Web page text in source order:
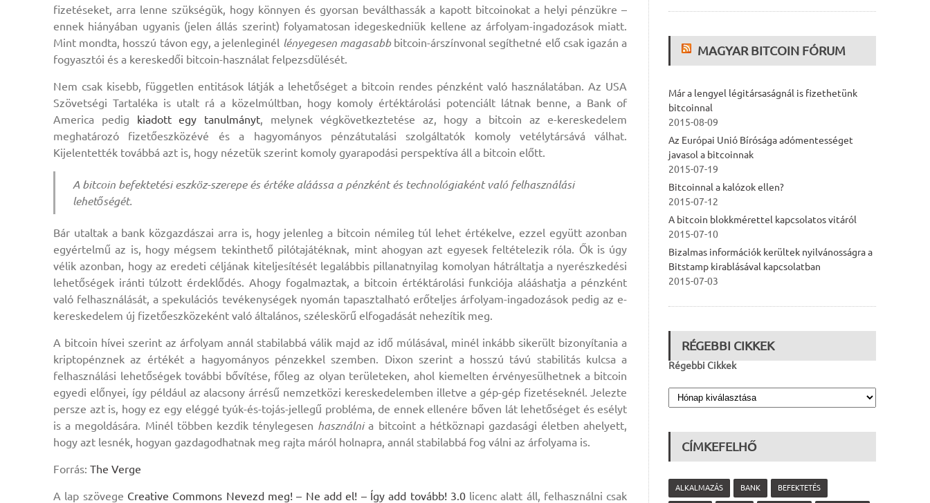
fizetéseket, arra lenne szükségük, hogy könnyen és gyorsan beválthassák a kapott bitcoinokat a helyi pénzükre –
ennek hiányában ugyanis (jelen állás szerint) folyamatosan idegeskedniük kellene az árfolyam-ingadozások miatt.
Mint mondta, hosszú távon egy, a jelenleginél lényegesen magasabbbitcoin-árszínvonal segíthetné elő csak igazán a
fogyasztói és a kereskedői bitcoin-használat felpezsdülését.
Nem csak kisebb, független entitások látják a lehetőséget a bitcoin rendes pénzként való használatában. Az USA
Szövetségi Tartaléka is utalt rá a közelmúltban, hogy komoly értéktárolási potenciált látnak benne, a Bank of
America pedig kiadott egy tanulmányt, melynek végkövetkeztetése az, hogy a bitcoin az e-kereskedelem
meghatározó fizetőeszközévé és a hagyományos pénzátutalási szolgáltatók komoly vetélytársává válhat.
Kijelentették továbbá azt is, hogy nézetük szerint komoly gyarapodási perspektíva áll a bitcoin előtt.
A bitcoin befektetési eszköz-szerepe és értéke aláássa a pénzként és technológiaként való felhasználási
lehetőségét.
Bár utaltak a bank közgazdászai arra is, hogy jelenleg a bitcoin némileg túl lehet értékelve, ezzel együtt azonban
egyértelmű az is, hogy mégsem tekinthető pilótajátéknak, mint ahogyan azt egyesek feltételezik róla. Ők is úgy
vélik azonban, hogy az eredeti céljának kiteljesítését legalábbis pillanatnyilag komolyan hátráltatja a nyerészkedési
lehetőségek iránti túlzott érdeklődés. Ahogy fogalmaztak, a bitcoin értéktárolási funkciója alááshatja a pénzként
való felhasználását, a spekulációs tevékenységek nyomán tapasztalható erőteljes árfolyam-ingadozások pedig az e-
kereskedelem új fizetőeszközeként való általános, széleskörű elfogadását nehezítik meg.
A bitcoin hívei szerint az árfolyam annál stabilabbá válik majd az idő múlásával, minél inkább sikerült bizonyítania a
kriptopénznek az értékét a hagyományos pénzekkel szemben. Dixon szerint a hosszú távú stabilitás kulcsa a
felhasználási lehetőségek további bővítése, főleg az olyan területeken, ahol kiemelten érvényesülhetnek a bitcoin
egyedi előnyei, így például az alacsony árrésű nemzetközi kereskedelemben illetve a gép-gép fizetéseknél. Jelezte
persze azt is, hogy ez egy eléggé tyúk-és-tojás-jellegű probléma, de ennek ellenére bőven lát lehetőséget és esélyt
is a megoldására. Minél többen kezdik ténylegesen használnia bitcoint a hétköznapi gazdasági életben ahelyett,
hogy azt lesnék, hogyan gazdagodhatnak meg rajta máról holnapra, annál stabilabbá fog válni az árfolyama is.
Forrás: The Verge
A lap szövege Creative Commons Nevezd meg! – Ne add el! – Így add tovább! 3.0licenc alatt áll, felhasználni csak
MAGYAR BITCOIN FÓRUM
Már a lengyel légitársaságnál is fizethetünk
bitcoinnal
2015-08-09
Az Európai Unió Bírósága adómentességet
javasol a bitcoinnak
2015-07-19
Bitcoinnal a kalózok ellen?
2015-07-12
A bitcoin blokkmérettel kapcsolatos vitáról
2015-07-10
Bizalmas információk kerültek nyilvánosságra a
Bitstamp kirablásával kapcsolatban
2015-07-03
RÉGEBBI CIKKEK
Régebbi Cikkek
CÍMKEFELHŐ
ALKALMAZÁS BANK BEFEKTETÉS